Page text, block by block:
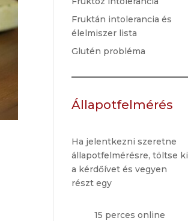
Fruktán intolerancia és
élelmiszer lista
Glutén probléma
Állapotfelmérés
Ha jelentkezni szeretne
állapotfelmérésre, töltse ki
a kérdőívet és vegyen
részt egy
15 perces online